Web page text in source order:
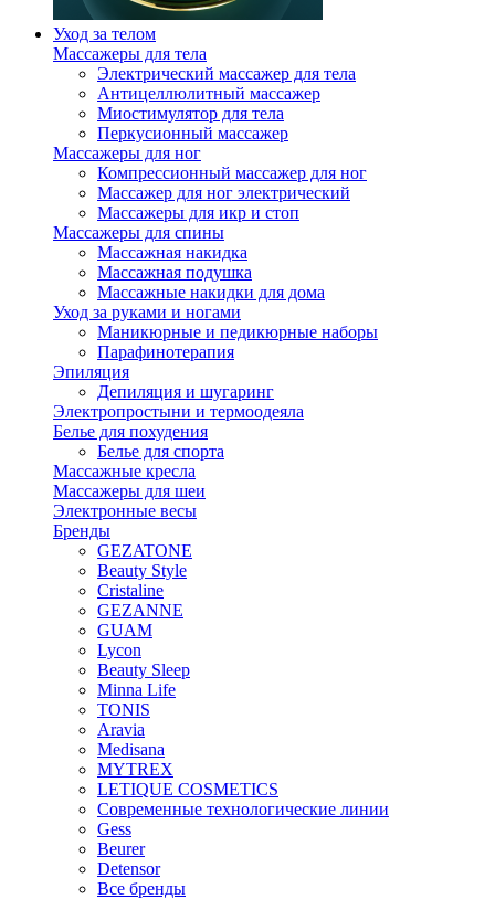
Уход за телом
Массажеры для тела
Электрический массажер для тела
Антицеллюлитный массажер
Миостимулятор для тела
Перкусионный массажер
Массажеры для ног
Компрессионный массажер для ног
Массажер для ног электрический
Массажеры для икр и стоп
Массажеры для спины
Массажная накидка
Массажная подушка
Массажные накидки для дома
Уход за руками и ногами
Маникюрные и педикюрные наборы
Парафинотерапия
Эпиляция
Депиляция и шугаринг
Электропростыни и термоодеяла
Белье для похудения
Белье для спорта
Массажные кресла
Массажеры для шеи
Электронные весы
Бренды
GEZATONE
Beauty Style
Cristaline
GEZANNE
GUAM
Lycon
Beauty Sleep
Minna Life
TONIS
Aravia
Medisana
MYTREX
LETIQUE COSMETICS
Современные технологические линии
Gess
Beurer
Detensor
Все бренды